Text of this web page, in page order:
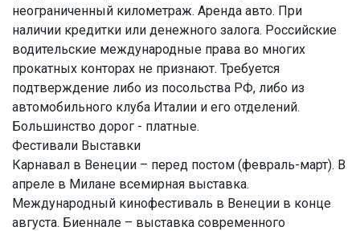
неограниченный километраж. Аренда авто. При
наличии кредитки или денежного залога. Российские
водительские международные права во многих
прокатных конторах не признают. Требуется
подтверждение либо из посольства РФ, либо из
автомобильного клуба Италии и его отделений.
Большинство дорог - платные.
Фестивали Выставки
Карнавал в Венеции – перед постом (февраль-март). В
апреле в Милане всемирная выставка.
Международный кинофестиваль в Венеции в конце
августа. Биеннале – выставка современного